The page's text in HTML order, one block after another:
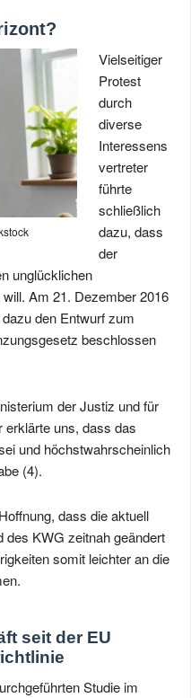
Vielseitiger
Protest
durch
diverse
Interessens
vertreter
führte
schließlich
dazu, dass
der
unglücklichen
Am 21. Dezember 2016
den Entwurf zum
beschlossen
der Justiz und für
erklärte uns, dass das
und höchstwahrscheinlich
(4).
dass die aktuell
des KWG zeitnah geändert
somit leichter an die
seit der EU
Studie im